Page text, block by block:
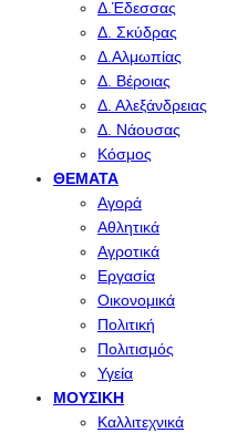
Δ.Έδεσσας
Δ. Σκύδρας
Δ.Αλμωπίας
Δ. Βέροιας
Δ. Αλεξάνδρειας
Δ. Νάουσας
Κόσμος
ΘΈΜΑΤΑ
Αγορά
Αθλητικά
Αγροτικά
Εργασία
Οικονομικά
Πολιτική
Πολιτισμός
Υγεία
ΜΟΥΣΙΚΉ
Καλλιτεχνικά